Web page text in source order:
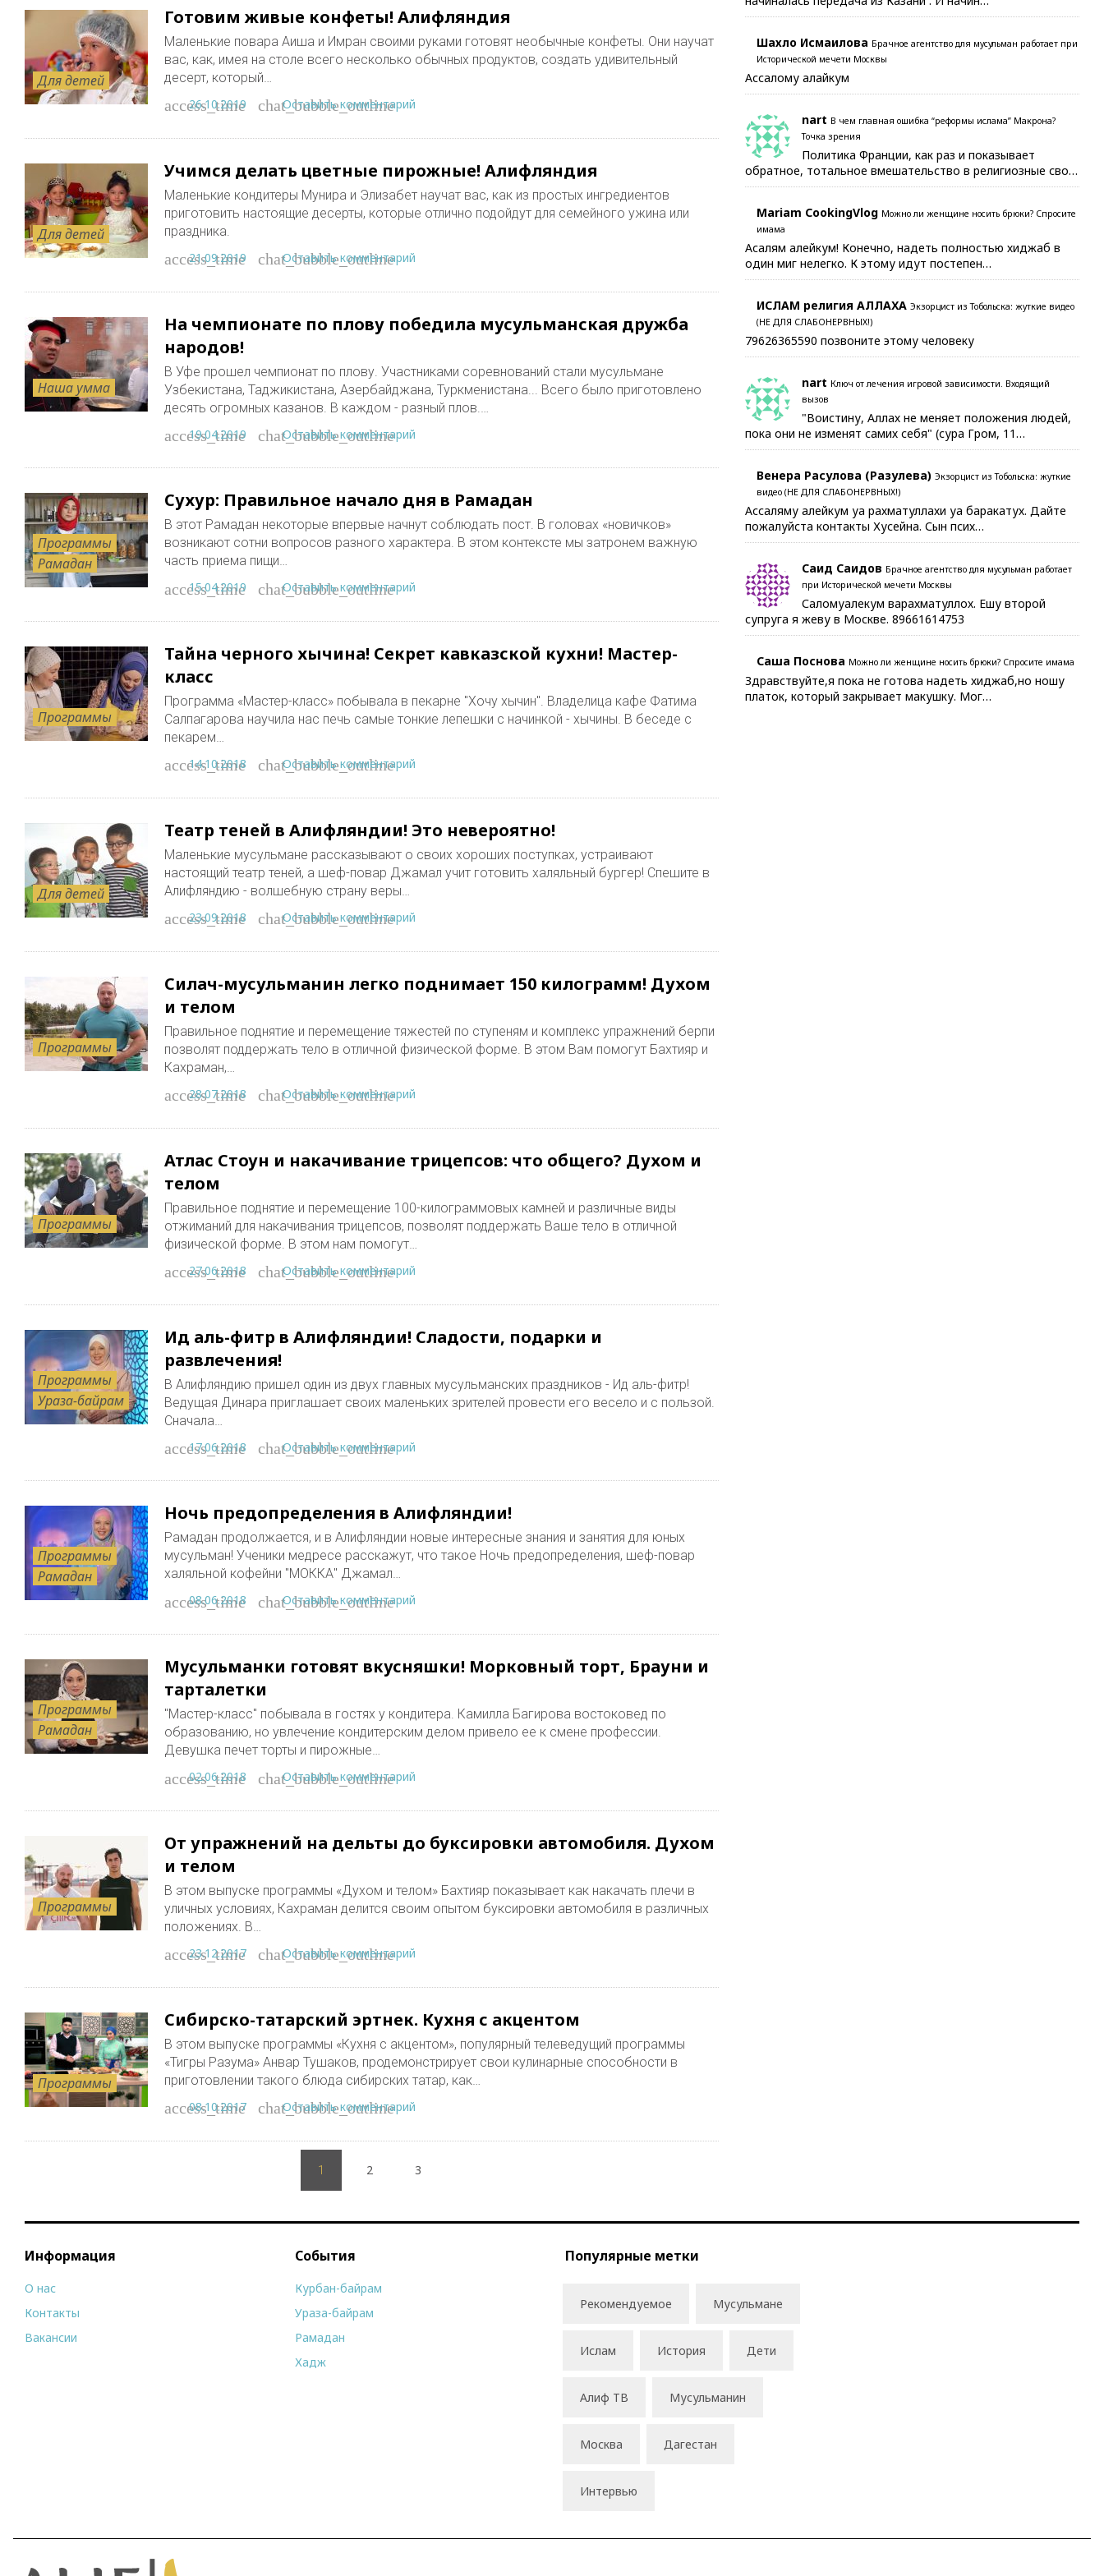
Для детей
Готовим живые конфеты! Алифляндия
Маленькие повара Аиша и Имран своими руками готовят необычные конфеты. Они научат
вас, как, имея на столе всего несколько обычных продуктов, создать удивительный
десерт, который…
access_time
26.10.2019 chat_bubble_outline
Оставить комментарий
Для детей
Учимся делать цветные пирожные! Алифляндия
Маленькие кондитеры Мунира и Элизабет научат вас, как из простых ингредиентов
приготовить настоящие десерты, которые отлично подойдут для семейного ужина или
праздника.
access_time
21.09.2019 chat_bubble_outline
Оставить комментарий
Наша умма
На чемпионате по плову победила мусульманская дружба
народов!
В Уфе прошел чемпионат по плову. Участниками соревнований стали мусульмане
Узбекистана, Таджикистана, Азербайджана, Туркменистана... Всего было приготовлено
десять огромных казанов. В каждом - разный плов.…
access_time
19.04.2019 chat_bubble_outline
Оставить комментарий
Программы
Рамадан
Сухур: Правильное начало дня в Рамадан
В этот Рамадан некоторые впервые начнут соблюдать пост. В головах «новичков»
возникают сотни вопросов разного характера. В этом контексте мы затронем важную
часть приема пищи…
access_time
15.04.2019 chat_bubble_outline
Оставить комментарий
Программы
Тайна черного хычина! Секрет кавказской кухни! Мастер-
класс
Программа «Мастер-класс» побывала в пекарне "Хочу хычин". Владелица кафе Фатима
Салпагарова научила нас печь самые тонкие лепешки с начинкой - хычины. В беседе с
пекарем…
access_time
14.10.2018 chat_bubble_outline
Оставить комментарий
Для детей
Театр теней в Алифляндии! Это невероятно!
Маленькие мусульмане рассказывают о своих хороших поступках, устраивают
настоящий театр теней, а шеф-повар Джамал учит готовить халяльный бургер! Спешите в
Алифляндию - волшебную страну веры…
access_time
23.09.2018 chat_bubble_outline
Оставить комментарий
Программы
Силач-мусульманин легко поднимает 150 килограмм! Духом
и телом
Правильное поднятие и перемещение тяжестей по ступеням и комплекс упражнений берпи
позволят поддержать тело в отличной физической форме. В этом Вам помогут Бахтияр и
Кахраман,…
access_time
28.07.2018 chat_bubble_outline
Оставить комментарий
Программы
Атлас Стоун и накачивание трицепсов: что общего? Духом и
телом
Правильное поднятие и перемещение 100-килограммовых камней и различные виды
отжиманий для накачивания трицепсов, позволят поддержать Ваше тело в отличной
физической форме. В этом нам помогут…
access_time
27.06.2018 chat_bubble_outline
Оставить комментарий
Программы
Ураза-байрам
Ид аль-фитр в Алифляндии! Сладости, подарки и
развлечения!
В Алифляндию пришел один из двух главных мусульманских праздников - Ид аль-фитр!
Ведущая Динара приглашает своих маленьких зрителей провести его весело и с пользой.
Сначала…
access_time
17.06.2018 chat_bubble_outline
Оставить комментарий
Программы
Рамадан
Ночь предопределения в Алифляндии!
Рамадан продолжается, и в Алифляндии новые интересные знания и занятия для юных
мусульман! Ученики медресе расскажут, что такое Ночь предопределения, шеф-повар
халяльной кофейни "МОККА" Джамал…
access_time
08.06.2018 chat_bubble_outline
Оставить комментарий
Программы
Рамадан
Мусульманки готовят вкусняшки! Морковный торт, Брауни и
тарталетки
"Мастер-класс" побывала в гостях у кондитера. Камилла Багирова востоковед по
образованию, но увлечение кондитерским делом привело ее к смене профессии.
Девушка печет торты и пирожные…
access_time
02.06.2018 chat_bubble_outline
Оставить комментарий
Программы
От упражнений на дельты до буксировки автомобиля. Духом
и телом
В этом выпуске программы «Духом и телом» Бахтияр показывает как накачать плечи в
уличных условиях, Кахраман делится своим опытом буксировки автомобиля в различных
положениях. В…
access_time
23.12.2017 chat_bubble_outline
Оставить комментарий
Программы
Сибирскo-татарский эртнек. Кухня с акцентом
В этом выпуске программы «Кухня с акцентом», популярный телеведущий программы
«Тигры Разума» Анвар Тушаков, продемонстрирует свои кулинарные способности в
приготовлении такого блюда сибирских татар, как…
access_time
08.10.2017 chat_bubble_outline
Оставить комментарий
1 2 3
Шахло Исмаилова Брачное агентство для мусульман работает при
Исторической мечети Москвы
Ассалому алайкум
nart В чем главная ошибка “реформы ислама” Макрона?
Точка зрения
Политика Франции, как раз и показывает
обратное, тотальное вмешательство в религиозные сво…
Mariam CookingVlog Можно ли женщине носить брюки? Спросите
имама
Асалям алейкум! Конечно, надеть полностью хиджаб в
один миг нелегко. К этому идут постепен…
ИСЛАМ религия АЛЛАХА Экзорцист из Тобольска: жуткие видео
(НЕ ДЛЯ СЛАБОНЕРВНЫХ!)
79626365590 позвоните этому человеку
nart Ключ от лечения игровой зависимости. Входящий
вызов
"Воистину, Аллах не меняет положения людей,
пока они не изменят самих себя" (сура Гром, 11…
Венера Расулова (Разулева) Экзорцист из Тобольска: жуткие
видео (НЕ ДЛЯ СЛАБОНЕРВНЫХ!)
Ассаляму алейкум уа рахматуллахи уа баракатух. Дайте
пожалуйста контакты Хусейна. Сын псих…
Саид Саидов Брачное агентство для мусульман работает
при Исторической мечети Москвы
Саломуалекум варахматуллох. Ешу второй
супруга я жеву в Москве. 89661614753
Саша Поснова Можно ли женщине носить брюки? Спросите имама
Здравствуйте,я пока не готова надеть хиджаб,но ношу
платок, который закрывает макушку. Мог…
Информация
О нас
Контакты
Вакансии
События
Курбан-байрам
Ураза-байрам
Рамадан
Хадж
Популярные метки
Рекомендуемое Мусульмане
Ислам История Дети
Алиф ТВ Мусульманин
Москва Дагестан
Интервью